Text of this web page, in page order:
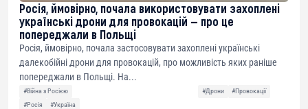
Росія, ймовірно, почала використовувати захоплені
українські дрони для провокацій — про це
попереджали в Польщі
Росія, ймовірно, почала застосовувати захоплені українські
далекобійні дрони для провокацій, про можливість яких раніше
попереджали в Польщі. На...
#Війна з Росією #Дрони
#Провокації
#Росія
#Україна